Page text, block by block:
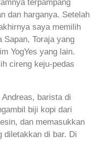
terpampang
dan harganya. Setelah
saya memilih
Sapan, Toraja yang
YogYes yang lain.
cireng keju-pedas
barista di
biji kopi dari
dan memasukkan
diletakkan di bar. Di